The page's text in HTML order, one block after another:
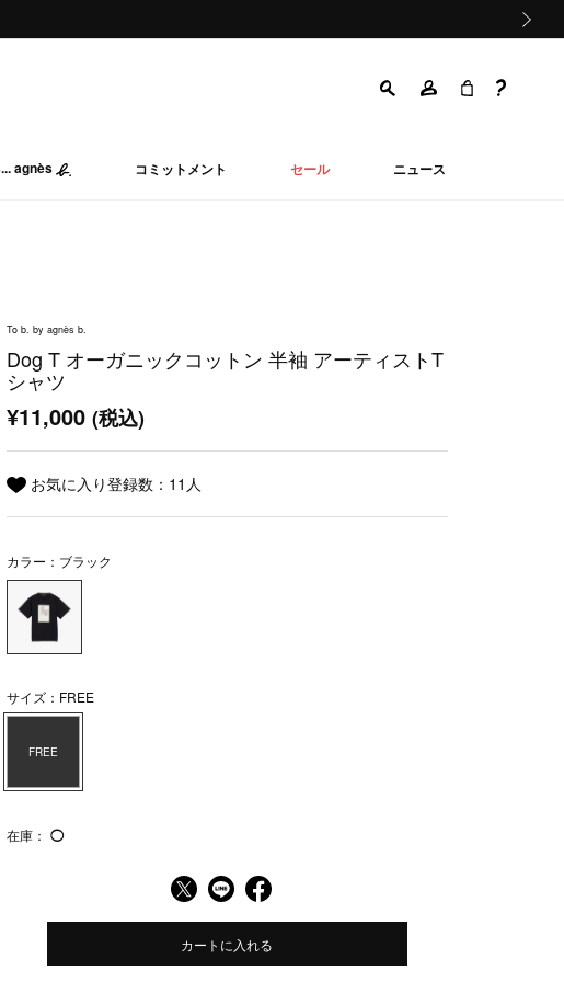
agnès コミットメント セール ニュース
To b. by agnès b.
Dog T オーガニックコットン 半袖 アーティストT
シャツ
¥11,000(税込)
お気に入り登録数： 11 人
カラー：ブラック
サイズ：FREE
FREE
在庫： ◯
カートに入れる